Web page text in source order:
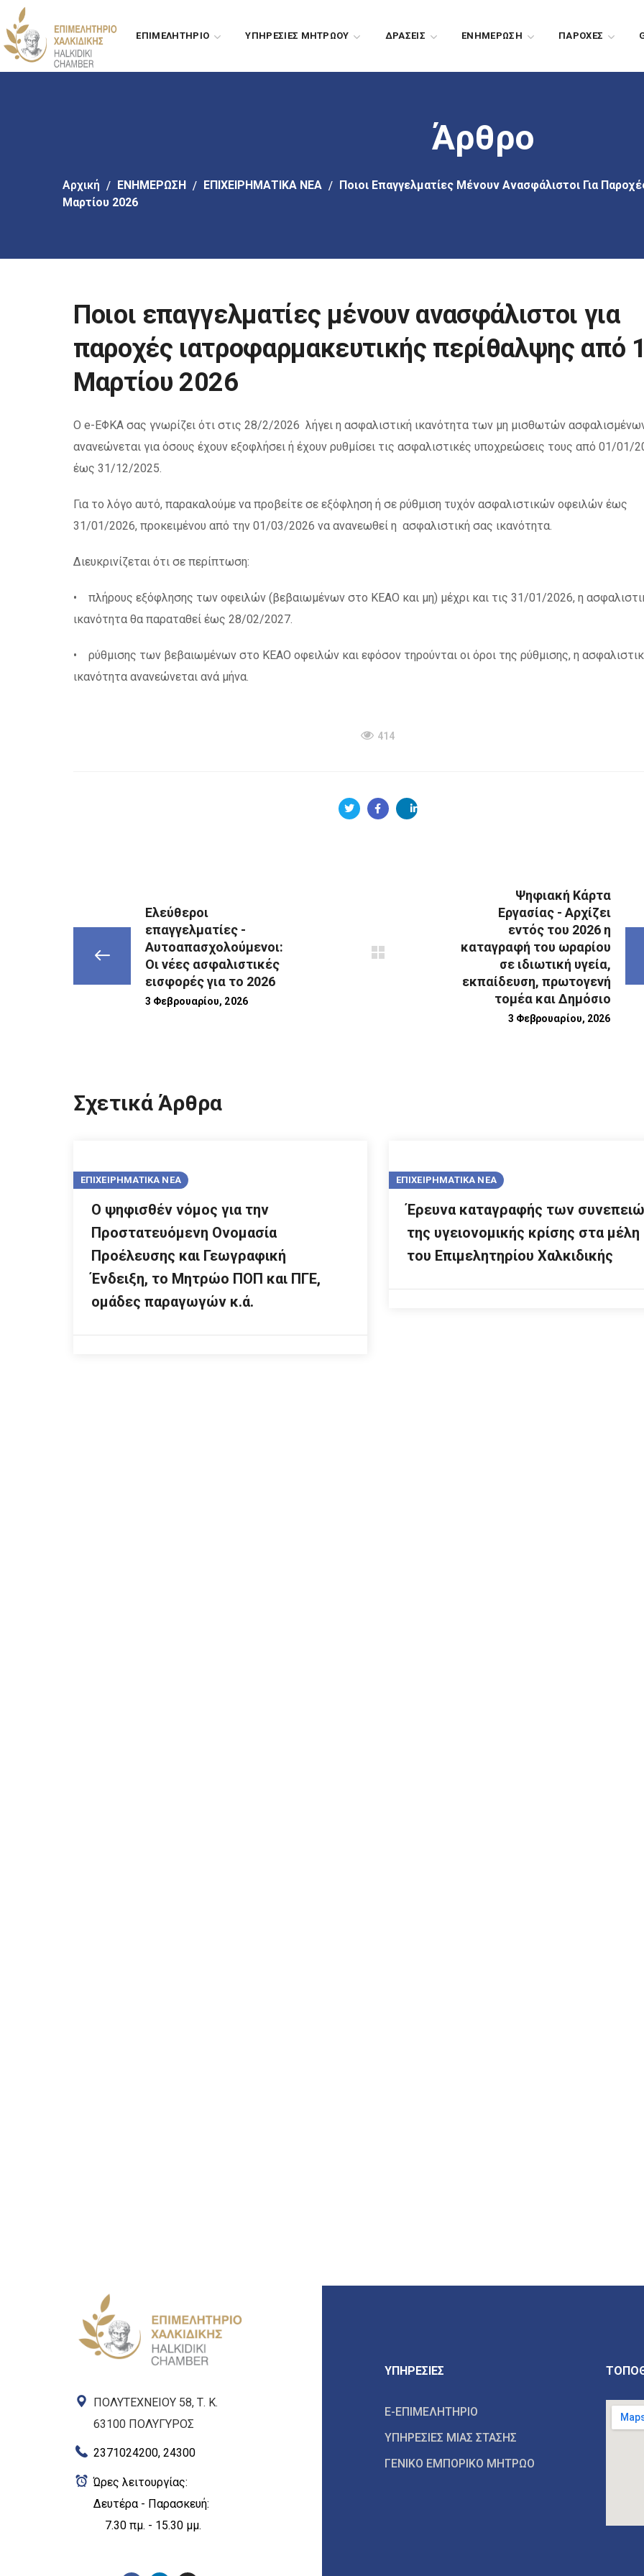
Πήγαινε
στο
κύριο
περιεχόμενο
ΕΠΙΜΕΛΗΤΗΡΙΟ ΥΠΗΡΕΣΙΕΣ ΜΗΤΡΩΟΥ ΔΡΑΣΕΙΣ EΝΗΜΕΡΩΣΗ ΠΑΡΟΧΕΣ
Άρθρο
Αρχική EΝΗΜΕΡΩΣΗ ΕΠΙΧΕΙΡΗΜΑΤΙΚΑ ΝΕΑ
Ποιοι Επαγγελματίες Μένουν Ανασφάλιστοι Για
Μαρτίου 2026
Ποιοι επαγγελματίες μένουν ανασφάλιστοι για
παροχές ιατροφαρμακευτικής περίθαλψης από
Μαρτίου 2026
Ο e-ΕΦΚΑ σας γνωρίζει ότι στις 28/2/2026 λήγει η ασφαλιστική ικανότητα των μη μισθωτών
ανανεώνεται για όσους έχουν εξοφλήσει ή έχουν ρυθμίσει τις ασφαλιστικές υποχρεώσεις τους από 01/01/
έως 31/12/2025.
Για το λόγο αυτό, παρακαλούμε να προβείτε σε εξόφληση ή σε ρύθμιση τυχόν ασφαλιστικών οφειλών έως
31/01/2026, προκειμένου από την 01/03/2026 να ανανεωθεί η ασφαλιστική σας ικανότητα.
Διευκρινίζεται ότι σε περίπτωση:
• πλήρους εξόφλησης των οφειλών (βεβαιωμένων στο ΚΕΑΟ και μη) μέχρι και τις 31/01/2026, η
ικανότητα θα παραταθεί έως 28/02/2027.
• ρύθμισης των βεβαιωμένων στο ΚΕΑΟ οφειλών και εφόσον τηρούνται οι όροι της ρύθμισης, η
ικανότητα ανανεώνεται ανά μήνα.
414
Ελεύθεροι
επαγγελματίες -
Αυτοαπασχολούμενοι:
Οι νέες ασφαλιστικές
εισφορές για το 2026
3 Φεβρουαρίου, 2026
Ψηφιακή Κάρτα
Εργασίας - Αρχίζει
εντός του 2026 η
καταγραφή του ωραρίου
σε ιδιωτική υγεία,
εκπαίδευση, πρωτογενή
τομέα και Δημόσιο
3 Φεβρουαρίου, 2026
Σχετικά Άρθρα
ΕΠΙΧΕΙΡΗΜΑΤΙΚΑ ΝΕΑ
Ο ψηφισθέν νόμος για την
Προστατευόμενη Ονομασία
Προέλευσης και Γεωγραφική
Ένδειξη, το Μητρώο ΠΟΠ και ΠΓΕ,
ομάδες παραγωγών κ.ά.
ΕΠΙΧΕΙΡΗΜΑΤΙΚΑ ΝΕΑ
Έρευνα καταγραφής των
της υγειονομικής κρίσης στα μέλη
του Επιμελητηρίου Χαλκιδικής
ΠΟΛΥΤΕΧΝΕΙΟΥ 58, Τ. Κ.
63100 ΠΟΛΥΓΥΡΟΣ
2371024200, 24300
Ώρες λειτουργίας:
Δευτέρα - Παρασκευή:
7.30 πμ. - 15.30 μμ.
ΥΠΗΡΕΣΙΕΣ
E-ΕΠΙΜΕΛΗΤΗΡΙΟ
ΥΠΗΡΕΣΙΕΣ ΜΙΑΣ ΣΤΑΣΗΣ
ΓΕΝΙΚΟ ΕΜΠΟΡΙΚΟ ΜΗΤΡΩΟ